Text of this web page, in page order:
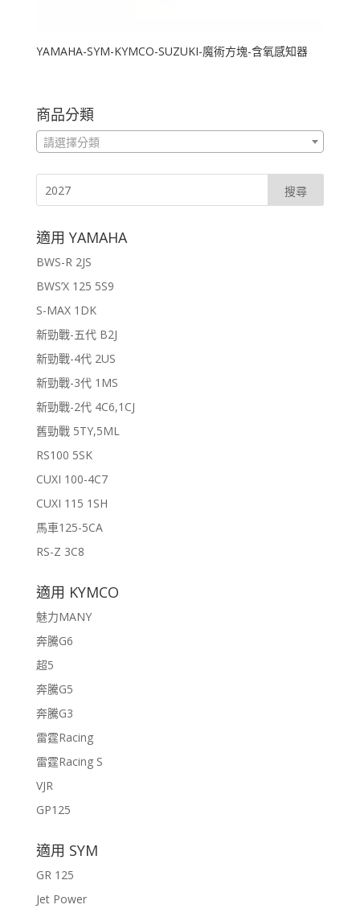
YAMAHA-SYM-KYMCO-SUZUKI-魔術方塊-含氧感知器
商品分類
請選擇分類
適用 YAMAHA
BWS-R 2JS
BWS’X 125 5S9
S-MAX 1DK
新勁戰-五代 B2J
新勁戰-4代 2US
新勁戰-3代 1MS
新勁戰-2代 4C6,1CJ
舊勁戰 5TY,5ML
RS100 5SK
CUXI 100-4C7
CUXI 115 1SH
馬車125-5CA
RS-Z 3C8
適用 KYMCO
魅力MANY
奔騰G6
超5
奔騰G5
奔騰G3
雷霆Racing
雷霆Racing S
VJR
GP125
適用 SYM
GR 125
Jet Power